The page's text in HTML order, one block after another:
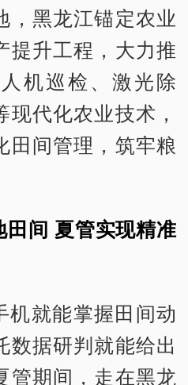
，黑龙江锚定农业
提升工程，大力推
机巡检、激光除
代化农业技术，
田间管理，筑牢粮
田间 夏管实现精准
机就能掌握田间动
数据研判就能给出
管期间，走在黑龙